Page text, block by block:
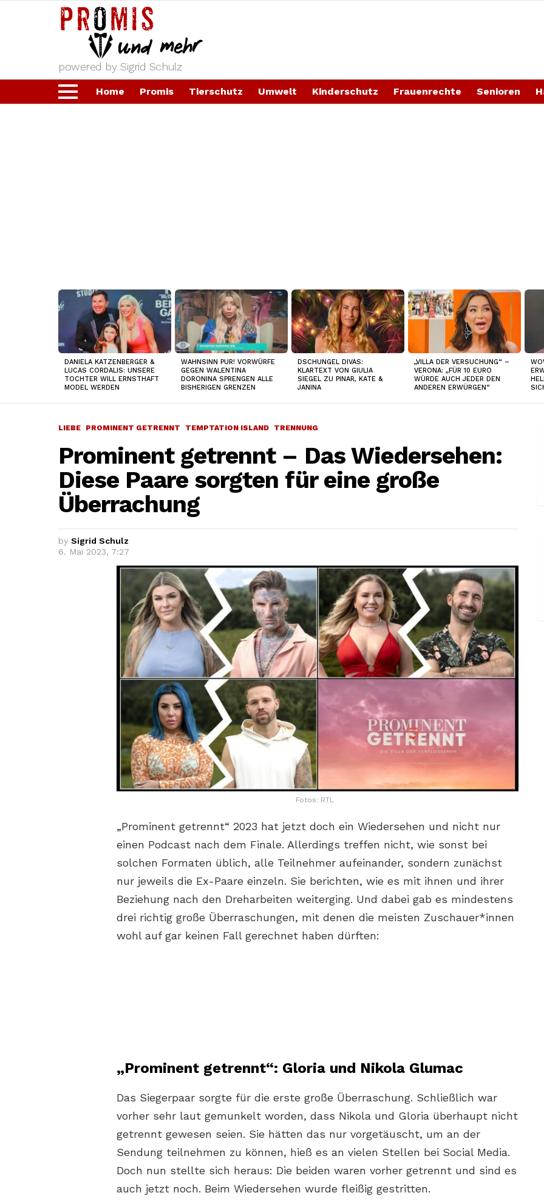
powered by Sigrid Schulz
Menu
Home Promis Tierschutz Umwelt Kinderschutz Frauenrechte Senioren
TOP
NEWS
DANIELA KATZENBERGER &
LUCAS CORDALIS: UNSERE
TOCHTER WILL ERNSTHAFT
MODEL WERDEN
WAHNSINN PUR! VORWÜRFE
GEGEN WALENTINA
DORONINA SPRENGEN ALLE
BISHERIGEN GRENZEN
DSCHUNGEL DIVAS:
KLARTEXT VON GIULIA
SIEGEL ZU PINAR, KATE &
JANINA
„VILLA DER VERSUCHUNG“ –
VERONA: „FÜR 10 EURO
WÜRDE AUCH JEDER DEN
ANDEREN ERWÜRGEN“
LIEBE PROMINENT GETRENNT TEMPTATION ISLAND TRENNUNG
Prominent getrennt – Das Wiedersehen:
Diese Paare sorgten für eine große
Überrachung
by Sigrid Schulz
6. Mai 2023, 7:27
Fotos: RTL
„Prominent getrennt“ 2023 hat jetzt doch ein Wiedersehen und nicht nur
einen Podcast nach dem Finale. Allerdings treffen nicht, wie sonst bei
solchen Formaten üblich, alle Teilnehmer aufeinander, sondern zunächst
nur jeweils die Ex-Paare einzeln. Sie berichten, wie es mit ihnen und ihrer
Beziehung nach den Dreharbeiten weiterging. Und dabei gab es mindestens
drei richtig große Überraschungen, mit denen die meisten Zuschauer*innen
wohl auf gar keinen Fall gerechnet haben dürften:
„Prominent getrennt“: Gloria und Nikola Glumac
Das Siegerpaar sorgte für die erste große Überraschung. Schließlich war
vorher sehr laut gemunkelt worden, dass Nikola und Gloria überhaupt nicht
getrennt gewesen seien. Sie hätten das nur vorgetäuscht, um an der
Sendung teilnehmen zu können, hieß es an vielen Stellen bei Social Media.
Doch nun stellte sich heraus: Die beiden waren vorher getrennt und sind es
auch jetzt noch. Beim Wiedersehen wurde fleißig gestritten.